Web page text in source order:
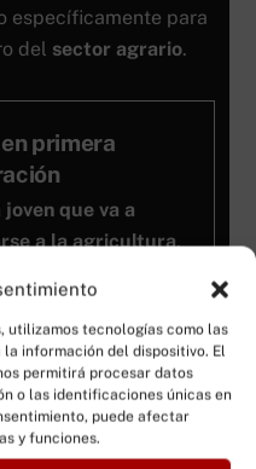
utilizamos tecnologías como las
información del dispositivo. El
permitirá procesar datos
o las identificaciones únicas en
puede afectar
y funciones.
específicamente para
del sector agrario.
primera
joven que va a
a la agricultura,
profesional
por la
vigente para acceder